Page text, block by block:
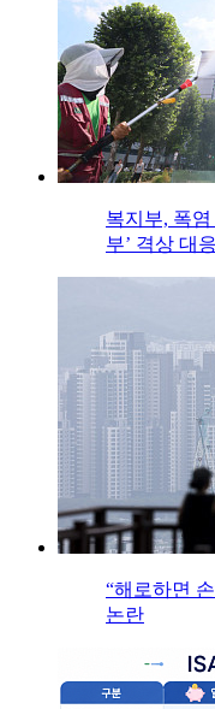
복지부, 폭
부’ 격상 대응
“해로하면
논란